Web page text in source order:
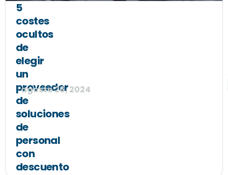
5
costes
ocultos
de
elegir
un
proveedor
de
soluciones
de
personal
con
descuento
agosto 26, 2024